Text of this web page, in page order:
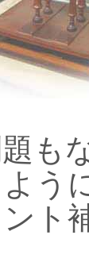
も
う
ト